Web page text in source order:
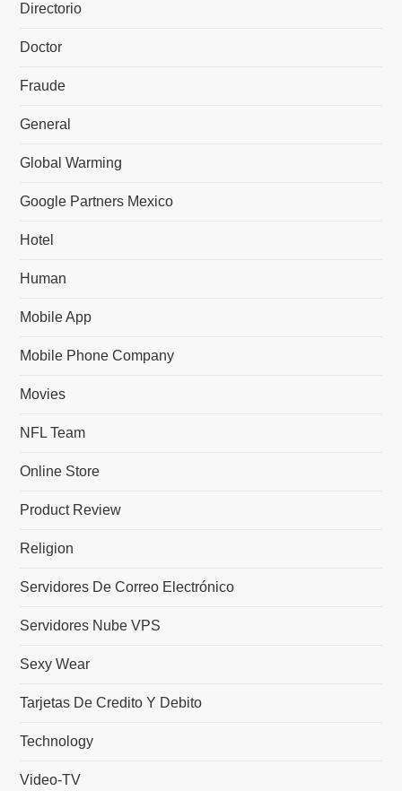
Directorio
Doctor
Fraude
General
Global Warming
Google Partners Mexico
Hotel
Human
Mobile App
Mobile Phone Company
Movies
NFL Team
Online Store
Product Review
Religion
Servidores De Correo Electrónico
Servidores Nube VPS
Sexy Wear
Tarjetas De Credito Y Debito
Technology
Video-TV